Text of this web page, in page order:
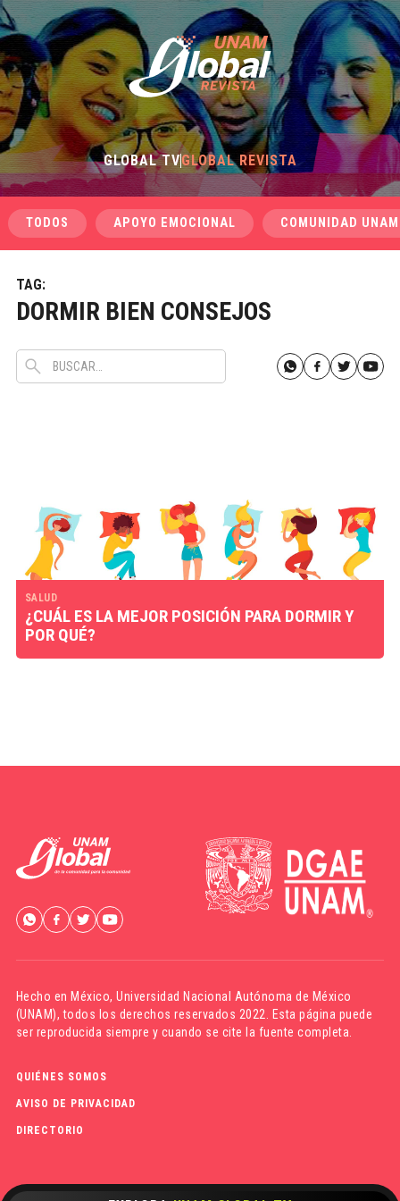
GLOBAL TVGLOBAL REVISTA
TODOS APOYO EMOCIONAL COMUNIDAD UNAM
TAG:
DORMIR BIEN CONSEJOS
SALUD
¿CUÁL ES LA MEJOR POSICIÓN PARA DORMIR Y
POR QUÉ?
Hecho en México,Universidad Nacional Autónoma de México
(UNAM), todos los derechos reservados 2022. Esta página puede
ser reproducida siempre y cuando se cite la fuente completa.
QUIÉNES SOMOS
AVISO DE PRIVACIDAD
DIRECTORIO